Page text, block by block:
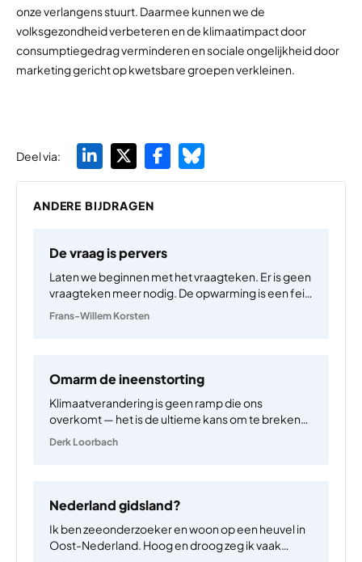
onze verlangens stuurt. Daarmee kunnen we de
volksgezondheid verbeteren en de klimaatimpact door
consumptiegedrag verminderen en sociale ongelijkheid door
marketing gericht op kwetsbare groepen verkleinen.
Deel via:
ANDERE BIJDRAGEN
De vraag is pervers
Laten we beginnen met het vraagteken. Er is geen
vraagteken meer nodig. De opwarming is een feit
Frans-Willem Korsten
Omarm de ineenstorting
Klimaatverandering is geen ramp die ons
overkomt — het is de ultieme kans om te breken
Derk Loorbach
Nederland gidsland?
Ik ben zeeonderzoeker en woon op een heuvel in
Oost-Nederland. Hoog en droog zeg ik vaak